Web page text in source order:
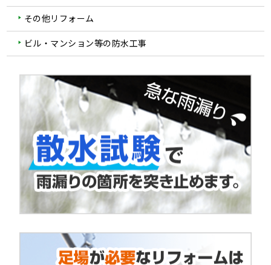
その他リフォーム
ビル・マンション等の防水工事